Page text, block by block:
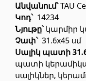
Լամինատե
Փայտե
Բամբուկե
Հատակ
Բոլորը
Անվանում՝TAU
Կոդ՝ 14234
Նյութը՝կարմիր
Չափ՝31.6x45 սմ
Սալիկ պատի
պատի
սալիկներ,